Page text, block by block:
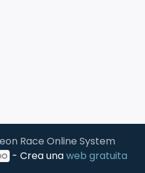
Race Online System
- Crea unaweb gratuita